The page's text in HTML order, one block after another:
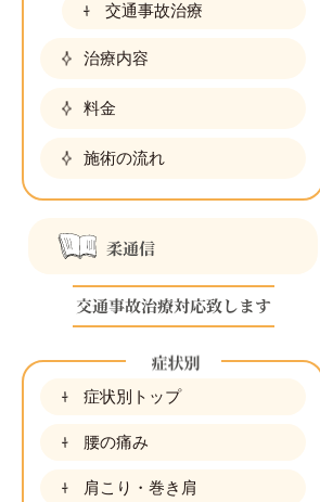
交通事故治療
治療内容
料金
施術の流れ
症状別トップ
腰の痛み
肩こり・巻き肩